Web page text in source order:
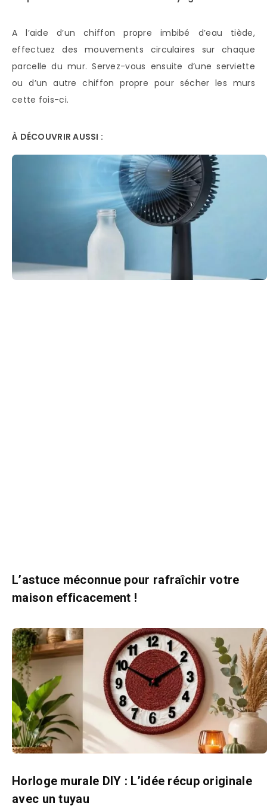
A l’aide d’un chiffon propre imbibé d’eau tiède,
effectuez des mouvements circulaires sur chaque
parcelle du mur. Servez-vous ensuite d’une serviette
ou d’un autre chiffon propre pour sécher les murs
cette fois-ci.
À DÉCOUVRIR AUSSI :
L’astuce méconnue pour rafraîchir votre
maison efficacement !
Horloge murale DIY : L’idée récup originale
avec un tuyau